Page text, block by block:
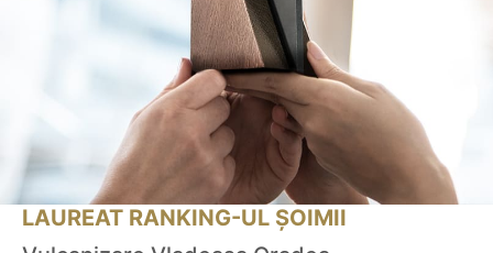
LAUREAT RANKING-UL ȘOIMII